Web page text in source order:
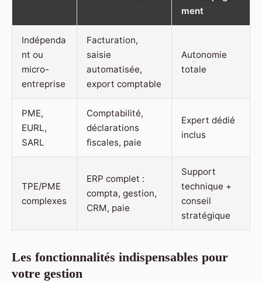
ment
Indépenda
nt ou
micro-
entreprise
Facturation,
saisie
automatisée,
export comptable
Autonomie
totale
PME,
EURL,
SARL
Comptabilité,
déclarations
fiscales, paie
Expert dédié
inclus
TPE/PME
complexes
ERP complet :
compta, gestion,
CRM, paie
Support
technique +
conseil
stratégique
Les fonctionnalités indispensables pour
votre gestion